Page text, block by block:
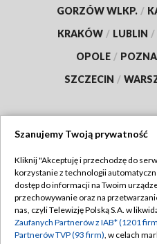
GORZÓW WLKP. /
KRAKÓW / LUBLIN /
OPOLE /
SZCZECIN /
Abonament TVP
Emisja w TVP
Polityka
Szanujemy Twoją prywatność
Kliknij "Akceptuję i przechodzę do
korzystanie z technologii
dostęp do informacji na Twoim
przechowywanie oraz na
nas, czyli Telewizję Polską S.A. w
Zaufanych Partnerów z IAB* (1201
Partnerów TVP (93 firm), w celach